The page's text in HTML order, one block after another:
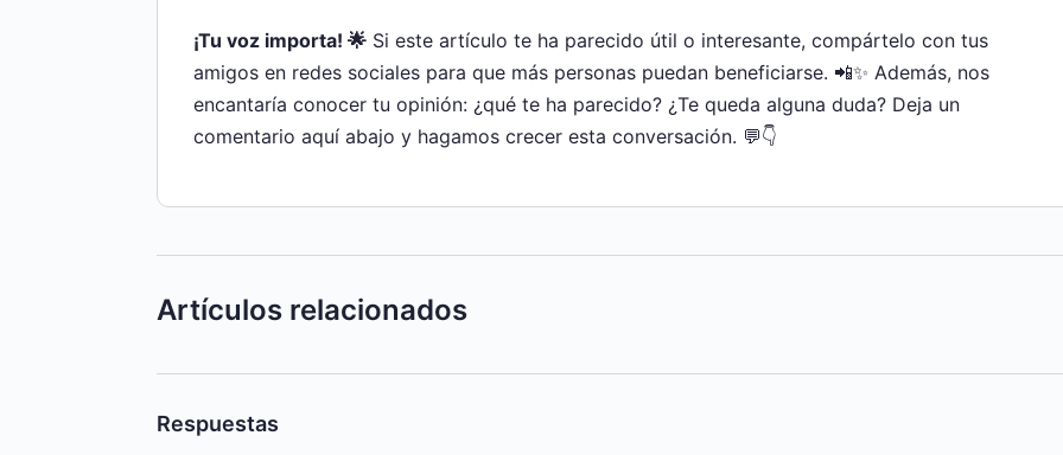
¡Tu voz importa! 🌟 Si este artículo te ha parecido útil o interesante, compártelo con tus
amigos en redes sociales para que más personas puedan beneficiarse. 📲✨ Además, nos
encantaría conocer tu opinión: ¿qué te ha parecido? ¿Te queda alguna duda? Deja un
comentario aquí abajo y hagamos crecer esta conversación. 💬👇
Artículos relacionados
Respuestas